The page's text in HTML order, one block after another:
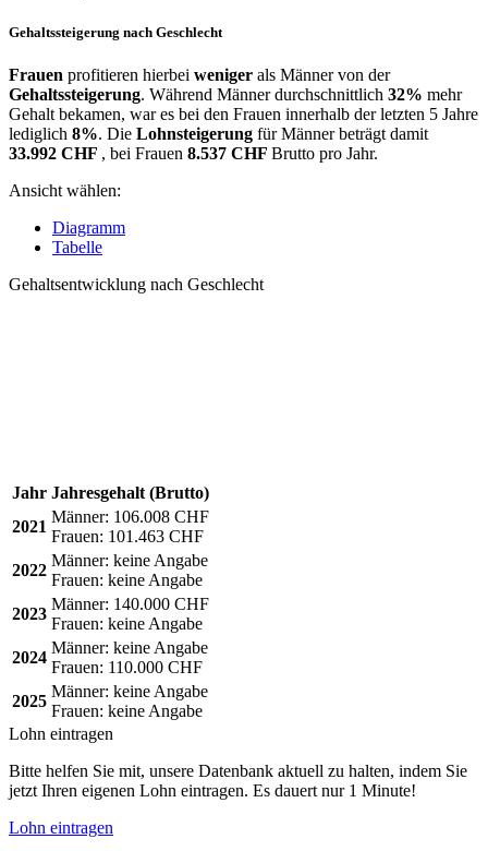
Gehaltssteigerung nach Geschlecht
Frauen profitieren hierbei weniger als Männer von der
Gehaltssteigerung. Während Männer durchschnittlich 32% mehr
Gehalt bekamen, war es bei den Frauen innerhalb der letzten 5 Jahre
lediglich 8%. Die Lohnsteigerung für Männer beträgt damit
33.992 CHF , bei Frauen 8.537 CHF Brutto pro Jahr.
Ansicht wählen:
Diagramm
Tabelle
Gehaltsentwicklung nach Geschlecht
Jahr Jahresgehalt (Brutto)
2021
Männer: 106.008 CHF
Frauen: 101.463 CHF
2022
Männer: keine Angabe
Frauen: keine Angabe
2023
Männer: 140.000 CHF
Frauen: keine Angabe
2024
Männer: keine Angabe
Frauen: 110.000 CHF
2025
Männer: keine Angabe
Frauen: keine Angabe
Lohn eintragen
Bitte helfen Sie mit, unsere Datenbank aktuell zu halten, indem Sie
jetzt Ihren eigenen Lohn eintragen. Es dauert nur 1 Minute!
Lohn eintragen